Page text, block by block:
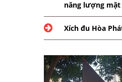
năng lượng
Xích đu Hòa